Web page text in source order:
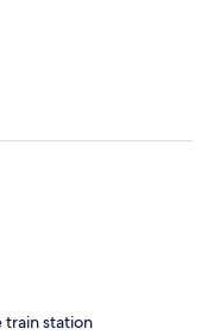
train station